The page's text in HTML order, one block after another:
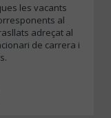
les vacants
al
adreçat al
de carrera i